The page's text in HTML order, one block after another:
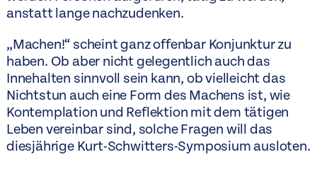
anstatt lange nachzudenken.
„Machen!“ scheint ganz offenbar Konjunktur zu
haben. Ob aber nicht gelegentlich auch das
Innehalten sinnvoll sein kann, ob vielleicht das
Nichtstun auch eine Form des Machens ist, wie
Kontemplation und Reflektion mit dem tätigen
Leben vereinbar sind, solche Fragen will das
diesjährige Kurt-Schwitters-Symposium ausloten.